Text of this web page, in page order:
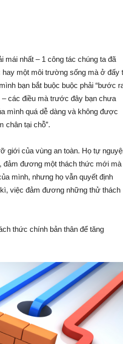
mái nhất – 1 công tác chúng ta đã
hay một môi trường sống mà ở đấy
bạn bắt buộc buộc phải “bước
các điều mà trước đây bạn chưa
mình quá dễ dàng và không được
chân tại chỗ”.
giới của vùng an toàn. Họ tự
đảm đương một thách thức mới mà
mình, nhưng họ vẫn quyết định
việc đảm đương những thử thách
thức chính bản thân để tăng